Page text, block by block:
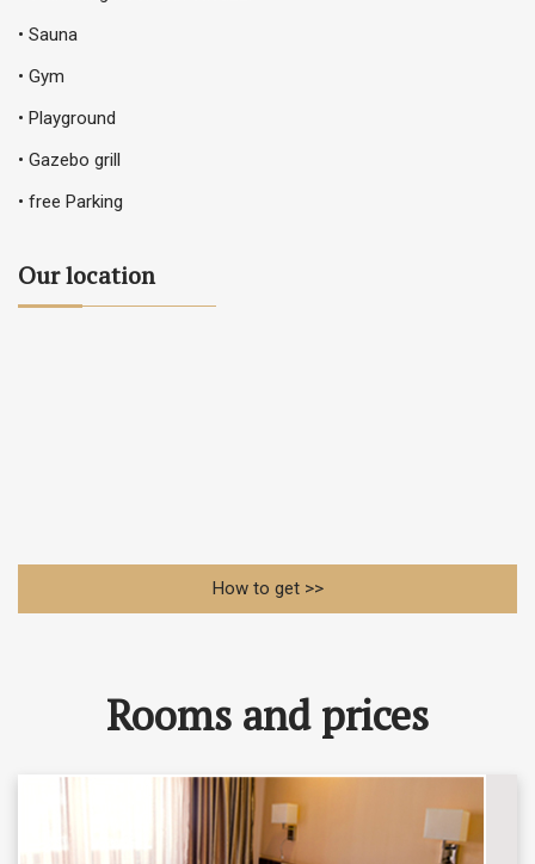
• Sauna
• Gym
• Playground
• Gazebo grill
• free Parking
Our location
How to get >>
Rooms and prices